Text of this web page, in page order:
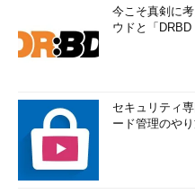
今こそ真剣に
ウドと「
セキュリティ
ード管理のやり